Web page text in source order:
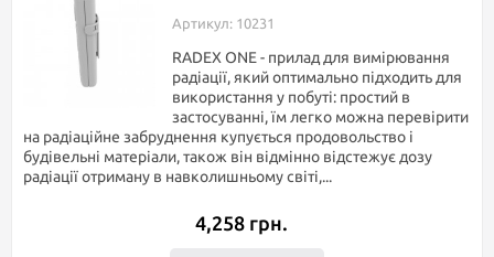
Артикул: 10231
RADEX ONE - прилад для вимірювання
радіації, який оптимально підходить для
використання у побуті: простий в
застосуванні, їм легко можна перевірити
на радіаційне забруднення купується продовольство і
будівельні матеріали, також він відмінно відстежує дозу
радіації отриману в навколишньому світі,...
4,258 грн.